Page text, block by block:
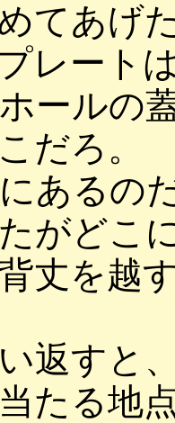
てあげ
レート
ールの
だろ。
あるの
がどこ
丈を越
返すと
たる地